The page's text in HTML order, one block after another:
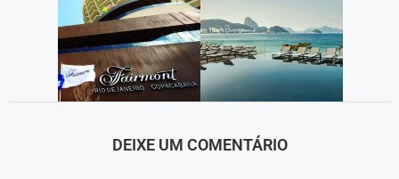
DEIXE UM COMENTÁRIO